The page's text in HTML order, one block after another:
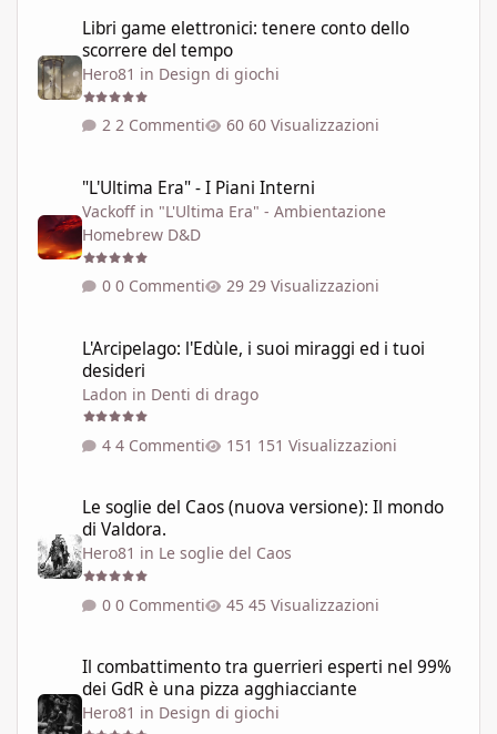
Libri game elettronici: tenere conto dello
scorrere del tempo
Hero81 in Design di giochi
2 Commenti 60 Visualizzazioni
"L'Ultima Era" - I Piani Interni
Vackoff in "L'Ultima Era" - Ambientazione
Homebrew D&D
0 Commenti 29 Visualizzazioni
L'Arcipelago: l'Edùle, i suoi miraggi ed i tuoi
desideri
Ladon in Denti di drago
4 Commenti 151 Visualizzazioni
Le soglie del Caos (nuova versione): Il mondo
di Valdora.
Hero81 in Le soglie del Caos
0 Commenti 45 Visualizzazioni
Il combattimento tra guerrieri esperti nel 99%
dei GdR è una pizza agghiacciante
Hero81 in Design di giochi